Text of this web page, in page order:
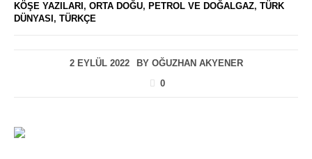
KÖŞE YAZILARI , ORTA DOĞU, PETROL VE DOĞALGAZ, TÜRK
DÜNYASI , TÜRKÇE
2 EYLÜL 2022 BY OĞUZHAN AKYENER
0